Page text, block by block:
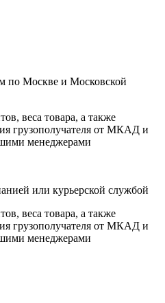
по Москве и Московской
веса товара, а также
грузополучателя от МКАД и
менеджерами
или курьерской службой
веса товара, а также
грузополучателя от МКАД и
менеджерами